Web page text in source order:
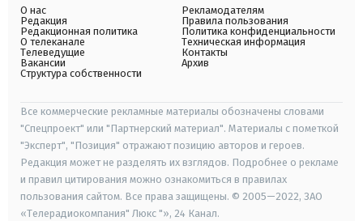
О нас
Редакция
Редакционная политика
О телеканале
Телеведущие
Вакансии
Структура собственности
Рекламодателям
Правила пользования
Политика конфиденциальности
Техническая информация
Контакты
Архив
Все коммерческие рекламные материалы обозначены словами
"Спецпроект" или "Партнерский материал". Материалы с пометкой
"Эксперт", "Позиция" отражают позицию авторов и героев.
Редакция может не разделять их взглядов. Подробнее о рекламе
и правил цитирования можно ознакомиться в правилах
пользования сайтом. Все права защищены. © 2005—2022, ЗАО
«Телерадиокомпания" Люкс "», 24 Канал.